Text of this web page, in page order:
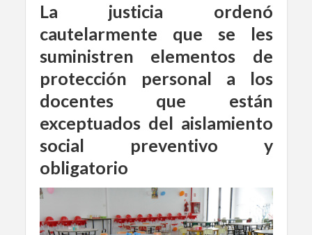
La justicia ordenó
cautelarmente que se les
suministren elementos de
protección personal a los
docentes que están
exceptuados del aislamiento
social preventivo y
obligatorio